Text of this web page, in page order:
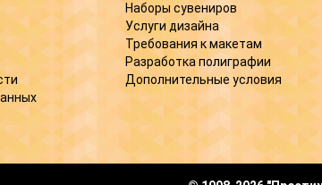
Наборы сувениров
Услуги дизайна
Требования к макетам
Разработка полиграфии
Дополнительные условия